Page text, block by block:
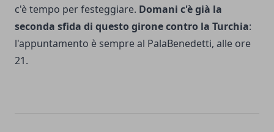
c'è tempo per festeggiare. Domani c'è già la
seconda sfida di questo girone contro la Turchia:
l'appuntamento è sempre al PalaBenedetti, alle ore
21.